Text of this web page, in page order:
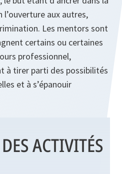
l’ouverture aux autres,
Les mentors sont
certains ou certaines
professionnel,
à tirer parti des possibilités
et à s’épanouir
ACTIVITÉS